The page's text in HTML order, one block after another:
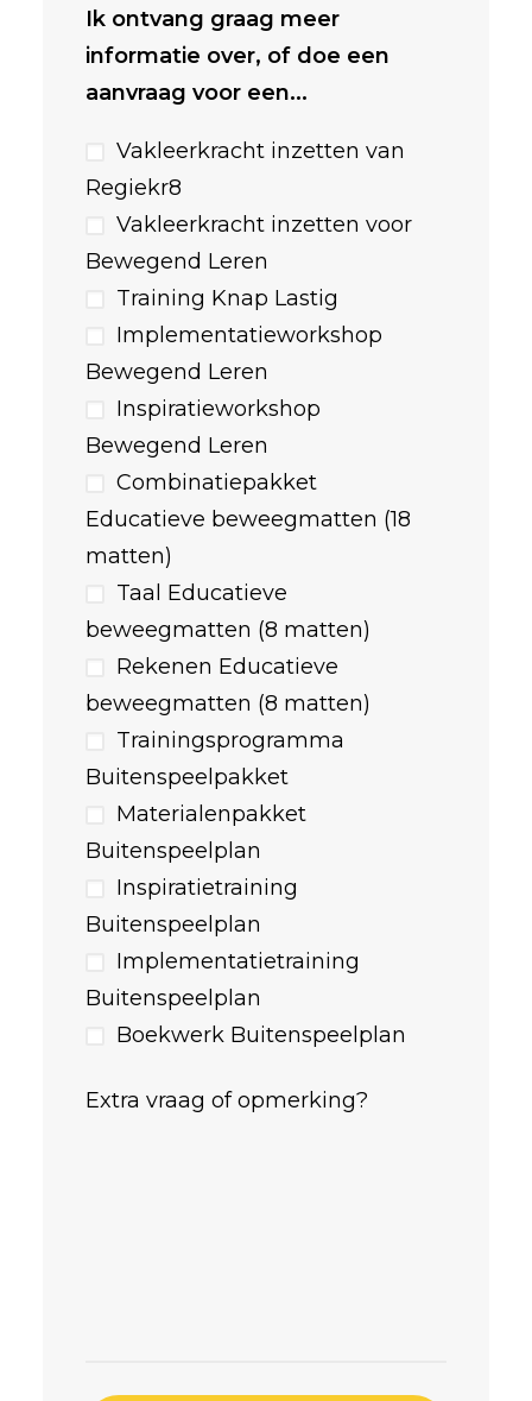
Ik ontvang graag meer
informatie over, of doe een
aanvraag voor een...
Vakleerkracht inzetten van
Regiekr8
Vakleerkracht inzetten voor
Bewegend Leren
Training Knap Lastig
Implementatieworkshop
Bewegend Leren
Inspiratieworkshop
Bewegend Leren
Combinatiepakket
Educatieve beweegmatten (18
matten)
Taal Educatieve
beweegmatten (8 matten)
Rekenen Educatieve
beweegmatten (8 matten)
Trainingsprogramma
Buitenspeelpakket
Materialenpakket
Buitenspeelplan
Inspiratietraining
Buitenspeelplan
Implementatietraining
Buitenspeelplan
Boekwerk Buitenspeelplan